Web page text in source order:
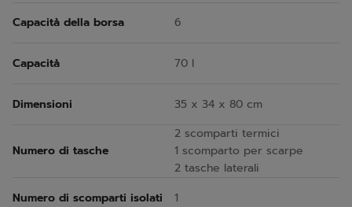
Capacità della borsa 6
Capacità 70 l
Dimensioni 35 x 34 x 80 cm
Numero di tasche
2 scomparti termici
1 scomparto per scarpe
2 tasche laterali
Numero di scomparti isolati
1